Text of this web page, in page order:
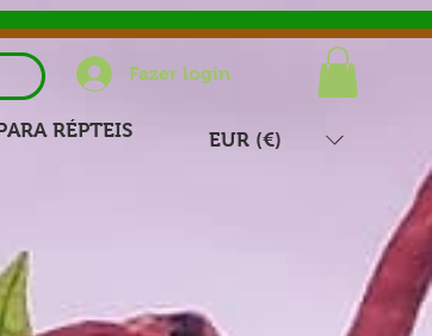
Fazer login
RÉPTEIS EUR (€)